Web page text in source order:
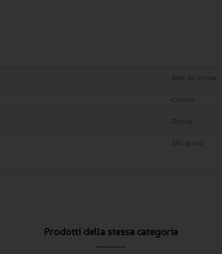
Abiti da donna
Cotone
Donna
180 gr/m2
Prodotti della stessa categoria